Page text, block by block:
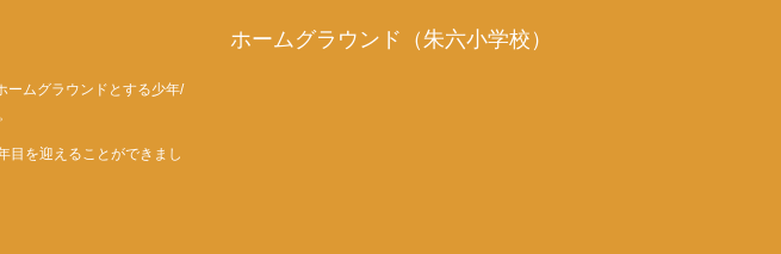
ームグラウンドとする少年/
目を迎えることができまし
ホームグラウンド（朱六小学校）